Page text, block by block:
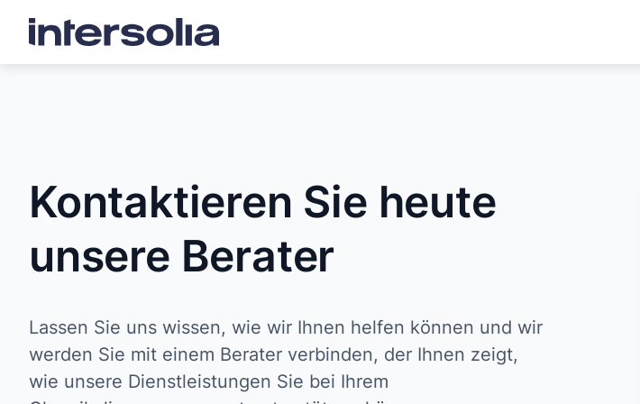
Kontaktieren Sie heute
unsere Berater
Lassen Sie uns wissen, wie wir Ihnen helfen können und wir
werden Sie mit einem Berater verbinden, der Ihnen zeigt,
wie unsere Dienstleistungen Sie bei Ihrem